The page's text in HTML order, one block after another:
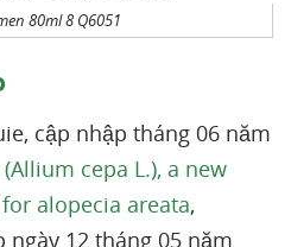
80ml 8 Q6051
cập nhập tháng 06 năm
cepa L.), a new
alopecia areata,
ngày 12 tháng 05 năm